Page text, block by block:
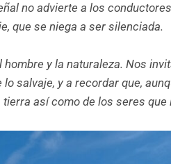
no advierte a los
que se niega a ser silenciada.
y la naturaleza. Nos
salvaje, y a recordar que,
así como de los seres que